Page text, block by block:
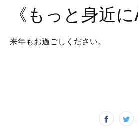
《もっと身近に
来年もお過ごしください。